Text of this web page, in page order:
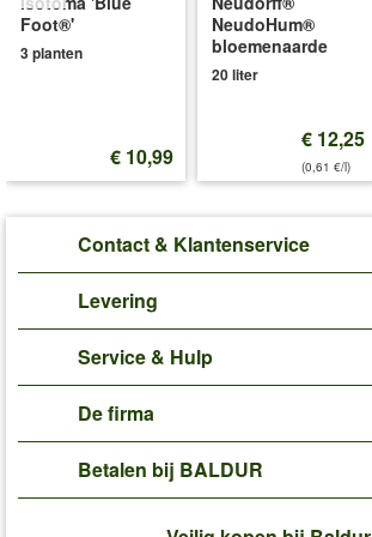
Foot®'
3 planten
€ 10,99
NeudoHum®
bloemenaarde
20 liter
€ 12,25
(0,61 €/l)
Contact & Klantenservice
Levering
Service & Hulp
De firma
Betalen bij BALDUR